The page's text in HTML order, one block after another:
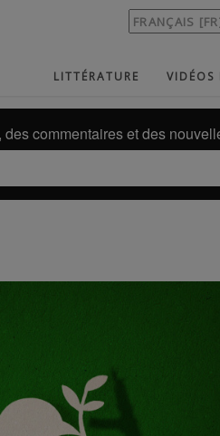
LITTÉRATURE VIDÉOS
commentaires et des